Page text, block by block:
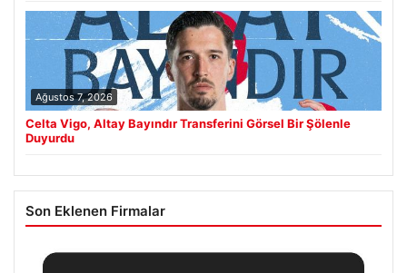
Ağustos 7, 2026
Celta Vigo, Altay Bayındır Transferini Görsel Bir Şölenle
Duyurdu
Son Eklenen Firmalar